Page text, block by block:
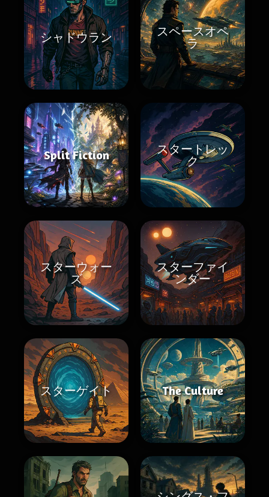
シャドウラン
スペースオペ
ラ
Split Fiction
スタートレッ
ク
スターウォー
ズ
スターファイ
ンダー
スターゲイト The Culture